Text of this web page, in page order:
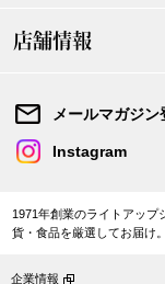
Miss Kyouko／ミス
ランド
店舗情報
メールマガジン
Instagram
1971年創業のライトアップ
貨・食品を厳選してお届け
企業情報